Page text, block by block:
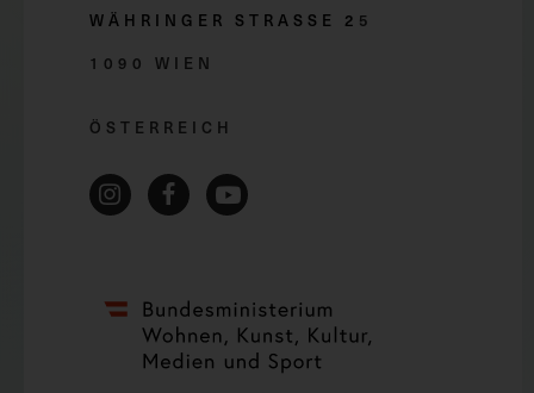
WÄHRINGER STRASSE 2 5
1090 WIEN
ÖSTERREICH